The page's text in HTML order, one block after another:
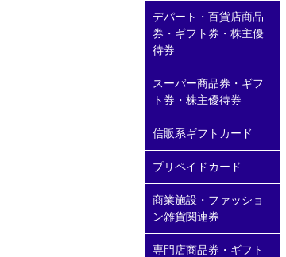
デパート・百貨店商品
券・ギフト券・株主優
待券
スーパー商品券・ギフ
ト券・株主優待券
信販系ギフトカード
プリペイドカード
商業施設・ファッショ
ン雑貨関連券
専門店商品券・ギフト